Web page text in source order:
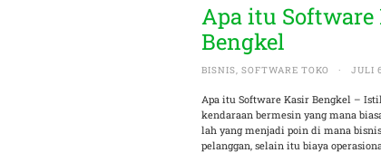
Apa itu Software
Bengkel
BISNIS, SOFTWARE TOKO · JULI
Apa itu Software Kasir Bengkel –
kendaraan bermesin yang mana
lah yang menjadi poin di mana
pelanggan, selain itu biaya